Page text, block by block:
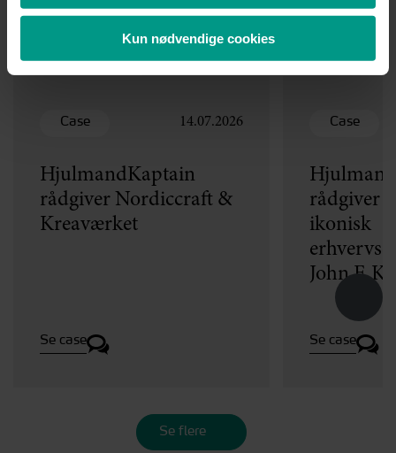
Kun nødvendige cookies
Case 14.07.2026
HjulmandKaptain
rådgiver Nordiccraft &
Kreaværket
Se case
Case
rådgiver
ikonisk
John F.
Se case
Se flere